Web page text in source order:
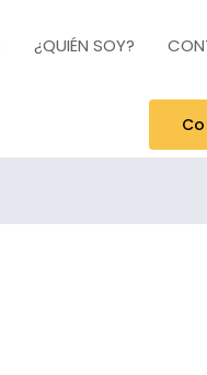
¿QUIÉN SOY?